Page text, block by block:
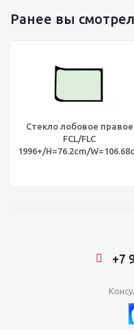
Ранее вы
Стекло лобовое правое
FCL/FLC
1996+/H=76.2cm/
+7